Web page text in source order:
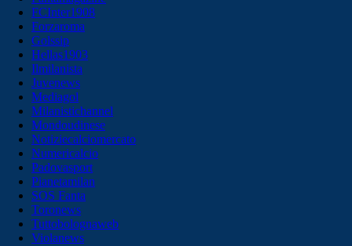
FCInter1908
Forzaroma
Golssip
Hellas1903
Ilmilanista
Juvenews
Mediagol
Milanistichannel
Mondoudinese
Notiziecalciomercato
Numericalcio
Padovasport
Pianetamilan
SOS Fanta
Toronews
Tuttobolognaweb
Violanews